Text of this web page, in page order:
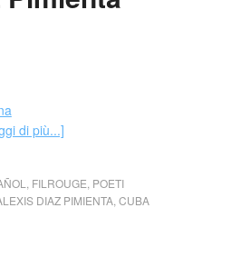
di più...]
FILROUGE POETI
DIAZ PIMIENTA, CUBA